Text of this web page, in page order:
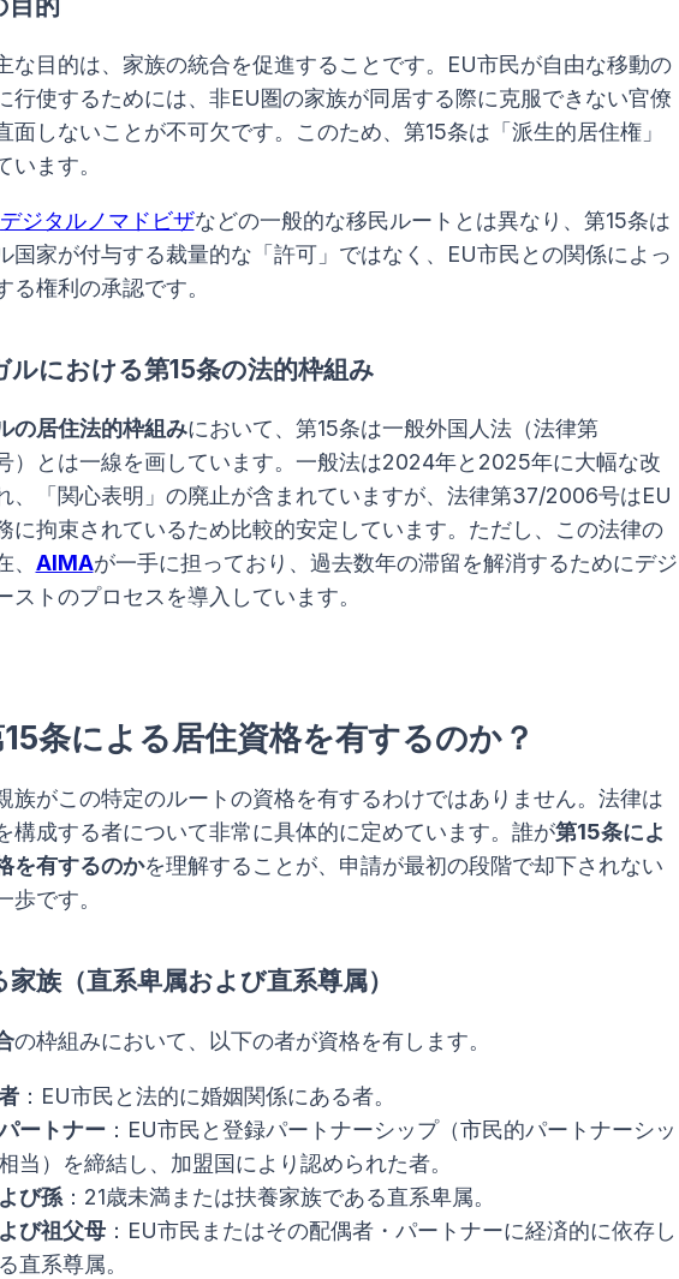
な目的は、家族の統合を促進することです。EU市民が自由な移動の
行使するためには、非EU圏の家族が同居する際に克服できない官僚
面しないことが不可欠です。このため、第15条は「派生的居住権」
います。
デジタルノマドビザなどの一般的な移民ルートとは異なり、第15条は
国家が付与する裁量的な「許可」ではなく、EU市民との関係によっ
る権利の承認です。
ルにおける第15条の法的枠組み
の居住法的枠組みにおいて、第15条は一般外国人法（法律第
）とは一線を画しています。一般法は2024年と2025年に大幅な改
、「関心表明」の廃止が含まれていますが、法律第37/2006号はEU
に拘束されているため比較的安定しています。ただし、この法律の
AIMAが一手に担っており、過去数年の滞留を解消するためにデジ
ストのプロセスを導入しています。
条による居住資格を有するのか？
族がこの特定のルートの資格を有するわけではありません。法律は
構成する者について非常に具体的に定めています。誰が第15条によ
を有するのかを理解することが、申請が最初の段階で却下されない
歩です。
族（直系卑属および直系尊属）
の枠組みにおいて、以下の者が資格を有します。
：EU市民と法的に婚姻関係にある者。
ートナー：EU市民と登録パートナーシップ（市民的パートナーシッ
当）を締結し、加盟国により認められた者。
び孫：21歳未満または扶養家族である直系卑属。
び祖父母：EU市民またはその配偶者・パートナーに経済的に依存し
直系尊属。